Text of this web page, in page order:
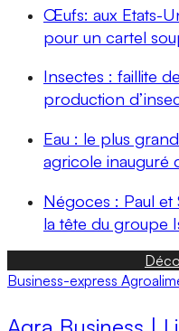
Œufs: aux Etats-
pour un cartel
Insectes : faillite
production
Eau : le plus
agricole inauguré
Négoces : Paul et
la tête du groupe
Business-express